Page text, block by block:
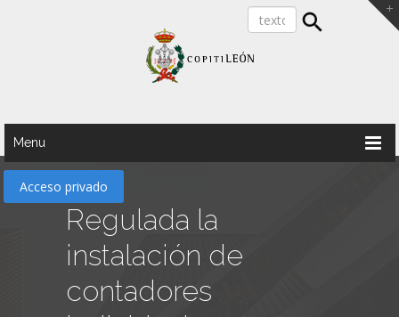
Menu
Acceso privado
Regulada la
instalación de
contadores